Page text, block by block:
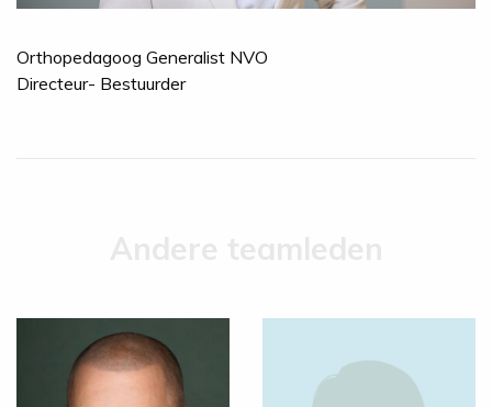
Orthopedagoog Generalist NVO
Directeur- Bestuurder